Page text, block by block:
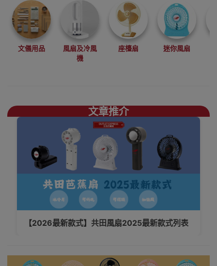
文儀用品
風扇及冷風
機
座檯扇 迷你風扇
文章推介
【2026最新款式】共田風扇2025最新款式列表